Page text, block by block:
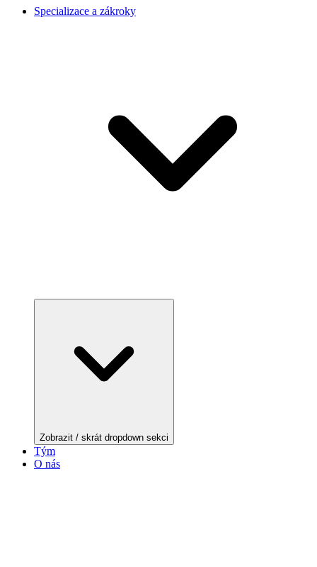
Specializace a zákroky
Zobrazit / skrát dropdown sekci
Tým
O nás